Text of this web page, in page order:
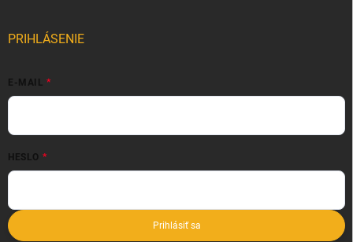
PRIHLÁSENIE
E-MAIL
HESLO
Prihlásiť sa